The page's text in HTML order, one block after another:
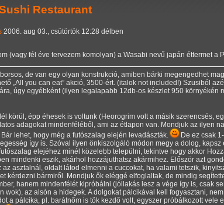
Restaurant
2006. aug 03., csütörtök 12:28 délben
(vagy fél éve tervezem komolyan) a Wasabi nevű japán éttermet a
de van egy olyan konstrukció, amiben bárki megengedhet
All you can eat akció, 3500-ért. (italok not included!) Szusiból
úgy egyébként (ilyen legalapabb 12db-os készlet 950
körül, épp éhesek is voltunk (Heorogrim volt a másik szerencsés,
adagokat mindenféléből, ami az étlapon van. Mondjuk az ilyen
lehet, hogy még a futószalag elején levadászták.
De ez csak
így is. Szóval ilyen önkiszolgáló módon megy a dolog,
elejéhez minél közelebb települni, tekintve hogy akkor
mindenki eszik, akárhol hozzájuthatsz akármihez. Először azt
asztalnál, oldalt látod elmenni a cuccokat, ha valami tetszik,
kérdezni bármiről. Mondjuk ők eléggé elfoglaltak, de mindig
hanem mindenfélét kipróbálni (jóllakás lesz a vége így is, csak
wok), az alsón a hidegek. A dolgokat pálcikával kell fogyasztani,
a pálcika, pl. barátnőm is tök kezdő volt, egyszer próbálkozott